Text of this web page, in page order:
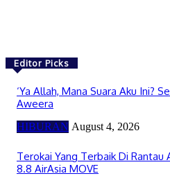
Editor Picks
‘Ya Allah, Mana Suara Aku Ini?
Aweera
HIBURAN August 4, 2026
Terokai Yang Terbaik Di Rantau
8.8 AirAsia MOVE